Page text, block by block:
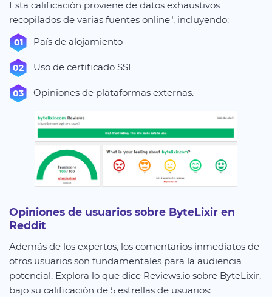
Esta calificación proviene de datos exhaustivos
recopilados de varias fuentes online", incluyendo:
País de alojamiento
Uso de certificado SSL
Opiniones de plataformas externas.
Opiniones de usuarios sobre ByteLixir en
Reddit
Además de los expertos, los comentarios inmediatos de
otros usuarios son fundamentales para la audiencia
potencial. Explora lo que dice Reviews.io sobre ByteLixir,
bajo su calificación de 5 estrellas de usuarios: